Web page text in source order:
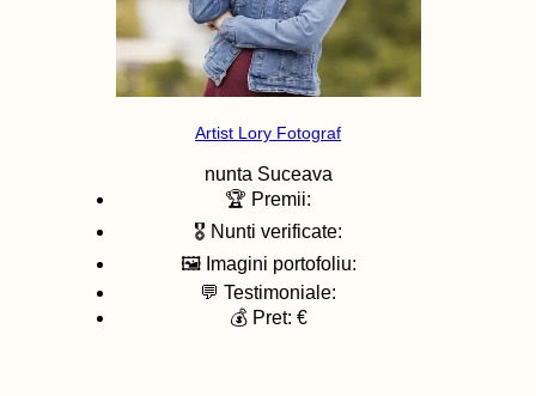
Artist Lory Fotograf
nunta Suceava
🏆 Premii:
🎖️ Nunti verificate:
🖼️ Imagini portofoliu:
💬 Testimoniale:
💰 Pret: €